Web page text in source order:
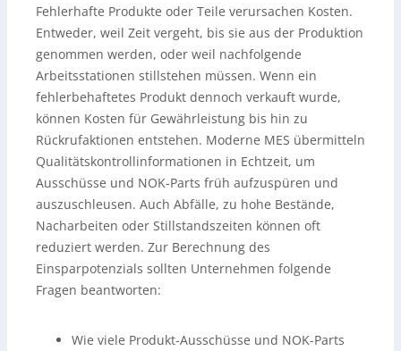
Fehlerhafte Produkte oder Teile verursachen Kosten.
Entweder, weil Zeit vergeht, bis sie aus der Produktion
genommen werden, oder weil nachfolgende
Arbeitsstationen stillstehen müssen. Wenn ein
fehlerbehaftetes Produkt dennoch verkauft wurde,
können Kosten für Gewährleistung bis hin zu
Rückrufaktionen entstehen. Moderne MES übermitteln
Qualitätskontrollinformationen in Echtzeit, um
Ausschüsse und NOK-Parts früh aufzuspüren und
auszuschleusen. Auch Abfälle, zu hohe Bestände,
Nacharbeiten oder Stillstandszeiten können oft
reduziert werden. Zur Berechnung des
Einsparpotenzials sollten Unternehmen folgende
Fragen beantworten:
Wie viele Produkt-Ausschüsse und NOK-Parts